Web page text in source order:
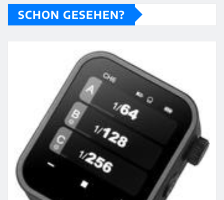
SCHON GESEHEN?